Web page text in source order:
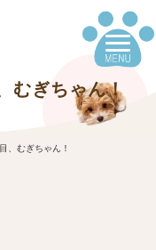
むぎちゃん！
、むぎちゃん！